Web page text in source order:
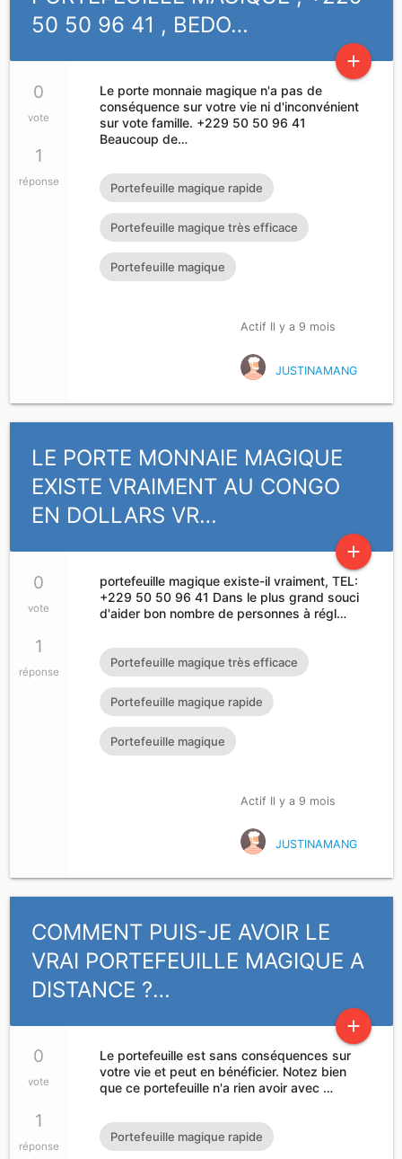
50 50 96 41 , BEDO…
add
0
vote
1
réponse
Le porte monnaie magique n'a pas de
conséquence sur votre vie ni d'inconvénient
sur vote famille. +229 50 50 96 41
Beaucoup de…
Portefeuille magique rapide
Portefeuille magique très efficace
Portefeuille magique
Actif Il y a 9 mois
JUSTINAMANG
LE PORTE MONNAIE MAGIQUE
EXISTE VRAIMENT AU CONGO
EN DOLLARS VR…
add
0
vote
1
réponse
portefeuille magique existe-il vraiment, TEL:
+229 50 50 96 41 Dans le plus grand souci
d'aider bon nombre de personnes à régl…
Portefeuille magique très efficace
Portefeuille magique rapide
Portefeuille magique
Actif Il y a 9 mois
JUSTINAMANG
COMMENT PUIS-JE AVOIR LE
VRAI PORTEFEUILLE MAGIQUE A
DISTANCE ?…
add
0
vote
1
réponse
Le portefeuille est sans conséquences sur
votre vie et peut en bénéficier. Notez bien
que ce portefeuille n'a rien avoir avec …
Portefeuille magique rapide